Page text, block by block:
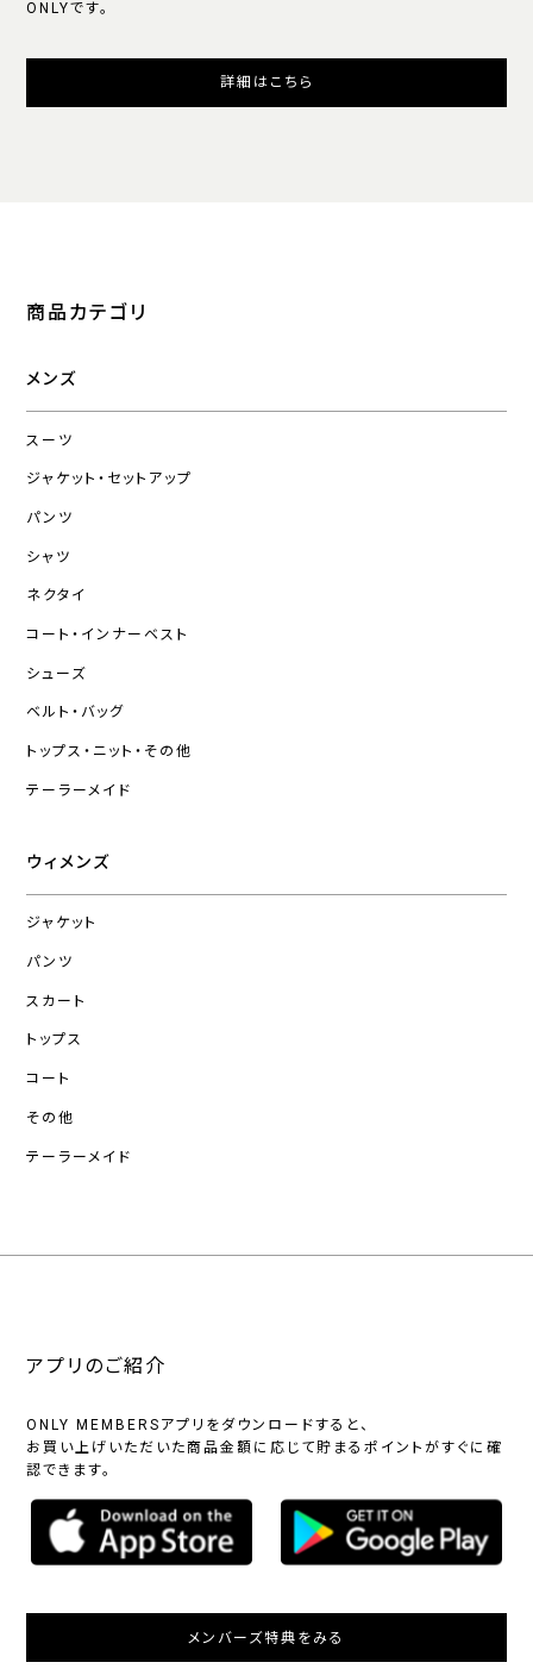
ONLYです。
詳細はこちら
商品カテゴリ
メンズ
スーツ
ジャケット・セットアップ
パンツ
シャツ
ネクタイ
コート・インナーベスト
シューズ
ベルト・バッグ
トップス・ニット・その他
テーラーメイド
ウィメンズ
ジャケット
パンツ
スカート
トップス
コート
その他
テーラーメイド
アプリのご紹介
ONLY MEMBERSアプリをダウンロードすると、
お買い上げいただいた商品金額に応じて貯まるポイントがすぐに確
認できます。
メンバーズ特典をみる